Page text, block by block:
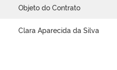
Objeto do Contrato
Clara Aparecida da Silva